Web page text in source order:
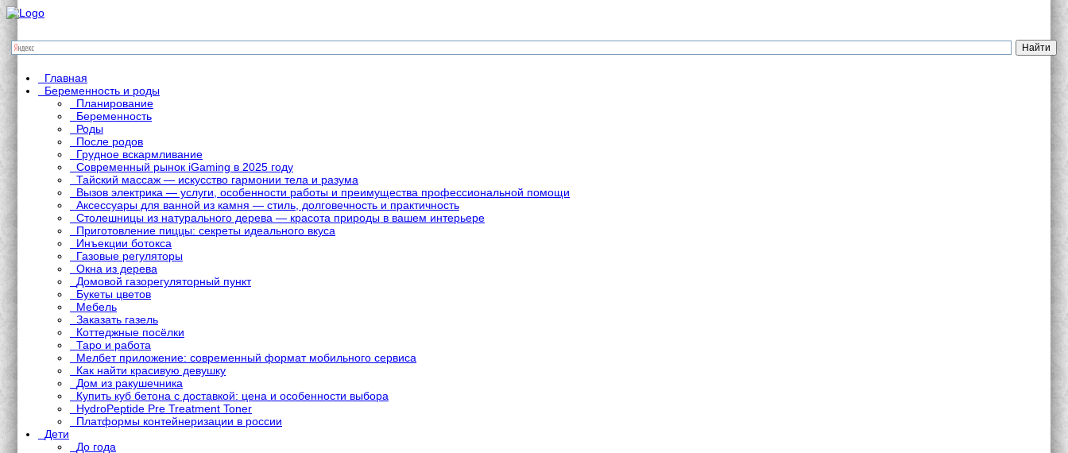
Главная
Беременность и роды
Планирование
Беременность
Роды
После родов
Грудное вскармливание
Современный рынок iGaming в 2025 году
Тайский массаж — искусство гармонии тела и разума
Вызов электрика — услуги, особенности работы и преимущества профессиональной помощи
Аксессуары для ванной из камня — стиль, долговечность и практичность
Столешницы из натурального дерева — красота природы в вашем интерьере
Приготовление пиццы: секреты идеального вкуса
Инъекции ботокса
Газовые регуляторы
Окна из дерева
Домовой газорегуляторный пункт
Букеты цветов
Мебель
Заказать газель
Коттеджные посёлки
Таро и работа
Мелбет приложение: современный формат мобильного сервиса
Как найти красивую девушку
Дом из ракушечника
Купить куб бетона с доставкой: цена и особенности выбора
HydroPeptide Pre Treatment Toner
Платформы контейнеризации в россии
Дети
До года